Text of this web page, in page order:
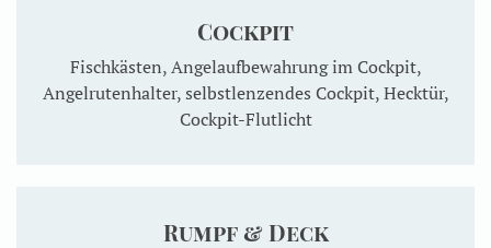
Cockpit
Fischkästen, Angelaufbewahrung im Cockpit,
Angelrutenhalter, selbstlenzendes Cockpit, Hecktür,
Cockpit-Flutlicht
Rumpf & Deck